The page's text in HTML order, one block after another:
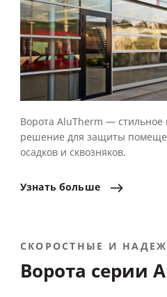
Ворота AluTherm — стильное
решение для защиты
осадков и сквозняков.
Узнать больше
СКОРОСТНЫЕ И
Ворота серии